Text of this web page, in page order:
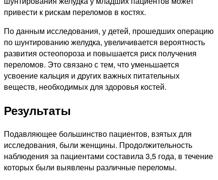
привести к рискам переломов в костях.
По данным исследования, у детей, прошедших операцию
по шунтированию желудка, увеличивается вероятность
развития остеопороза и повышается риск получения
переломов. Это связано с тем, что уменьшается
усвоение кальция и других важных питательных
веществ, необходимых для здоровья костей.
Результаты
Подавляющее большинство пациентов, взятых для
исследования, были женщины. Продолжительность
наблюдения за пациентами составила 3,5 года, в течение
которых были выявлены различные переломы.